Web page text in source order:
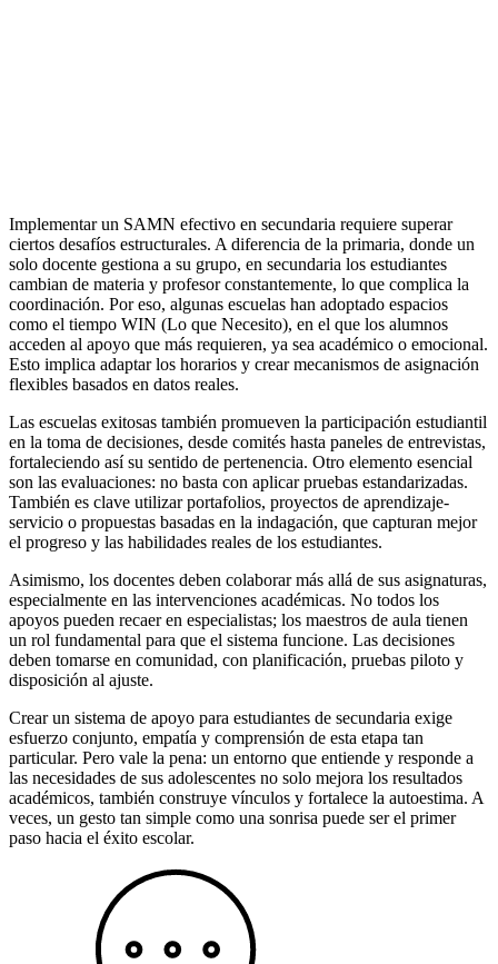
Implementar un SAMN efectivo en secundaria requiere superar
ciertos desafíos estructurales. A diferencia de la primaria, donde un
solo docente gestiona a su grupo, en secundaria los estudiantes
cambian de materia y profesor constantemente, lo que complica la
coordinación. Por eso, algunas escuelas han adoptado espacios
como el tiempo WIN (Lo que Necesito), en el que los alumnos
acceden al apoyo que más requieren, ya sea académico o emocional.
Esto implica adaptar los horarios y crear mecanismos de asignación
flexibles basados en datos reales.
Las escuelas exitosas también promueven la participación estudiantil
en la toma de decisiones, desde comités hasta paneles de entrevistas,
fortaleciendo así su sentido de pertenencia. Otro elemento esencial
son las evaluaciones: no basta con aplicar pruebas estandarizadas.
También es clave utilizar portafolios, proyectos de aprendizaje-
servicio o propuestas basadas en la indagación, que capturan mejor
el progreso y las habilidades reales de los estudiantes.
Asimismo, los docentes deben colaborar más allá de sus asignaturas,
especialmente en las intervenciones académicas. No todos los
apoyos pueden recaer en especialistas; los maestros de aula tienen
un rol fundamental para que el sistema funcione. Las decisiones
deben tomarse en comunidad, con planificación, pruebas piloto y
disposición al ajuste.
Crear un sistema de apoyo para estudiantes de secundaria exige
esfuerzo conjunto, empatía y comprensión de esta etapa tan
particular. Pero vale la pena: un entorno que entiende y responde a
las necesidades de sus adolescentes no solo mejora los resultados
académicos, también construye vínculos y fortalece la autoestima. A
veces, un gesto tan simple como una sonrisa puede ser el primer
paso hacia el éxito escolar.